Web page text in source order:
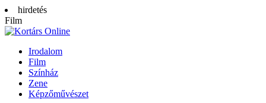
hirdetés
Film
Irodalom
Film
Színház
Zene
Képzőművészet